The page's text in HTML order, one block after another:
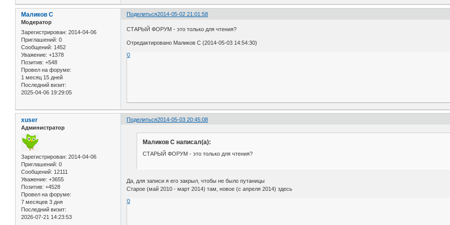
Поделиться2014-05-02 21:01:58
Маликов С
Модератор
Зарегистрирован: 2014-04-06
Приглашений: 0
Сообщений: 1452
Уважение: +1378
Позитив: +548
Провел на форуме:
1 месяц 15 дней
Последний визит:
2025-04-06 19:29:05
СТАРЫЙ ФОРУМ - это только для чтения?
Отредактировано Маликов С (2014-05-03 14:54:30)
0
Поделиться2014-05-03 20:45:08
xuser
Администратор
Зарегистрирован: 2014-04-06
Приглашений: 0
Сообщений: 12111
Уважение: +3655
Позитив: +4528
Провел на форуме:
7 месяцев 3 дня
Последний визит:
2026-07-21 14:23:53
Маликов С написал(а):
СТАРЫЙ ФОРУМ - это только для чтения?
Да, для записи я его закрыл, чтобы не было путаницы
Старое (май 2010 - март 2014) там, новое (с апреля 2014) здесь
0